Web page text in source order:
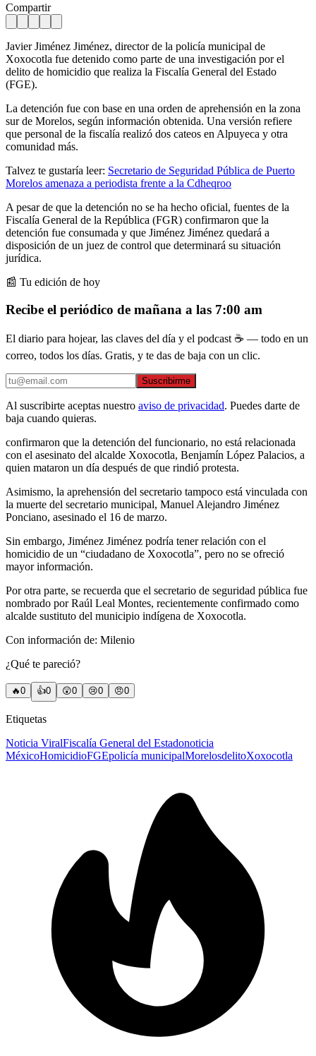
Compartir
Javier Jiménez Jiménez, director de la policía municipal de
Xoxocotla fue detenido como parte de una investigación por el
delito de homicidio que realiza la Fiscalía General del Estado
(FGE).
La detención fue con base en una orden de aprehensión en la zona
sur de Morelos, según información obtenida. Una versión refiere
que personal de la fiscalía realizó dos cateos en Alpuyeca y otra
comunidad más.
Talvez te gustaría leer: Secretario de Seguridad Pública de Puerto
Morelos amenaza a periodista frente a la Cdheqroo
A pesar de que la detención no se ha hecho oficial, fuentes de la
Fiscalía General de la República (FGR) confirmaron que la
detención fue consumada y que Jiménez Jiménez quedará a
disposición de un juez de control que determinará su situación
jurídica.
📰 Tu edición de hoy
Recibe el periódico de mañana a las 7:00 am
El diario para hojear, las claves del día y el podcast ☕ — todo en un
correo, todos los días. Gratis, y te das de baja con un clic.
Suscribirme
Al suscribirte aceptas nuestro aviso de privacidad. Puedes darte de
baja cuando quieras.
confirmaron que la detención del funcionario, no está relacionada
con el asesinato del alcalde Xoxocotla, Benjamín López Palacios, a
quien mataron un día después de que rindió protesta.
Asimismo, la aprehensión del secretario tampoco está vinculada con
la muerte del secretario municipal, Manuel Alejandro Jiménez
Ponciano, asesinado el 16 de marzo.
Sin embargo, Jiménez Jiménez podría tener relación con el
homicidio de un “ciudadano de Xoxocotla”, pero no se ofreció
mayor información.
Por otra parte, se recuerda que el secretario de seguridad pública fue
nombrado por Raúl Leal Montes, recientemente confirmado como
alcalde sustituto del municipio indígena de Xoxocotla.
Con información de: Milenio
¿Qué te pareció?
🔥0 👍0 😲0 😢0 😠0
Etiquetas
Noticia ViralFiscalía General del Estadonoticia
MéxicoHomicidioFGEpolicía municipalMorelosdelitoXoxocotla